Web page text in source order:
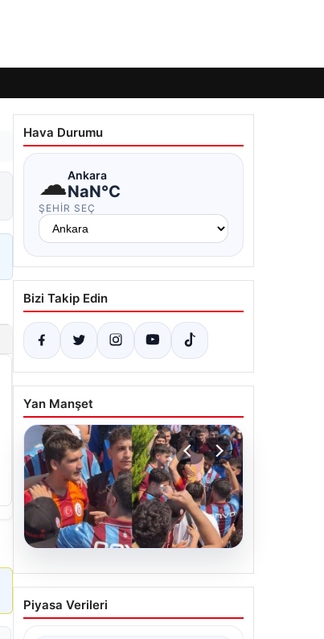
Hava Durumu
☁Ankara
NaN°C
ŞEHIR SEÇ
Bizi Takip Edin
Yan Manşet
05.08.2026
Mohamed Salah’ı
karşılamaya gelen
Piyasa Verileri